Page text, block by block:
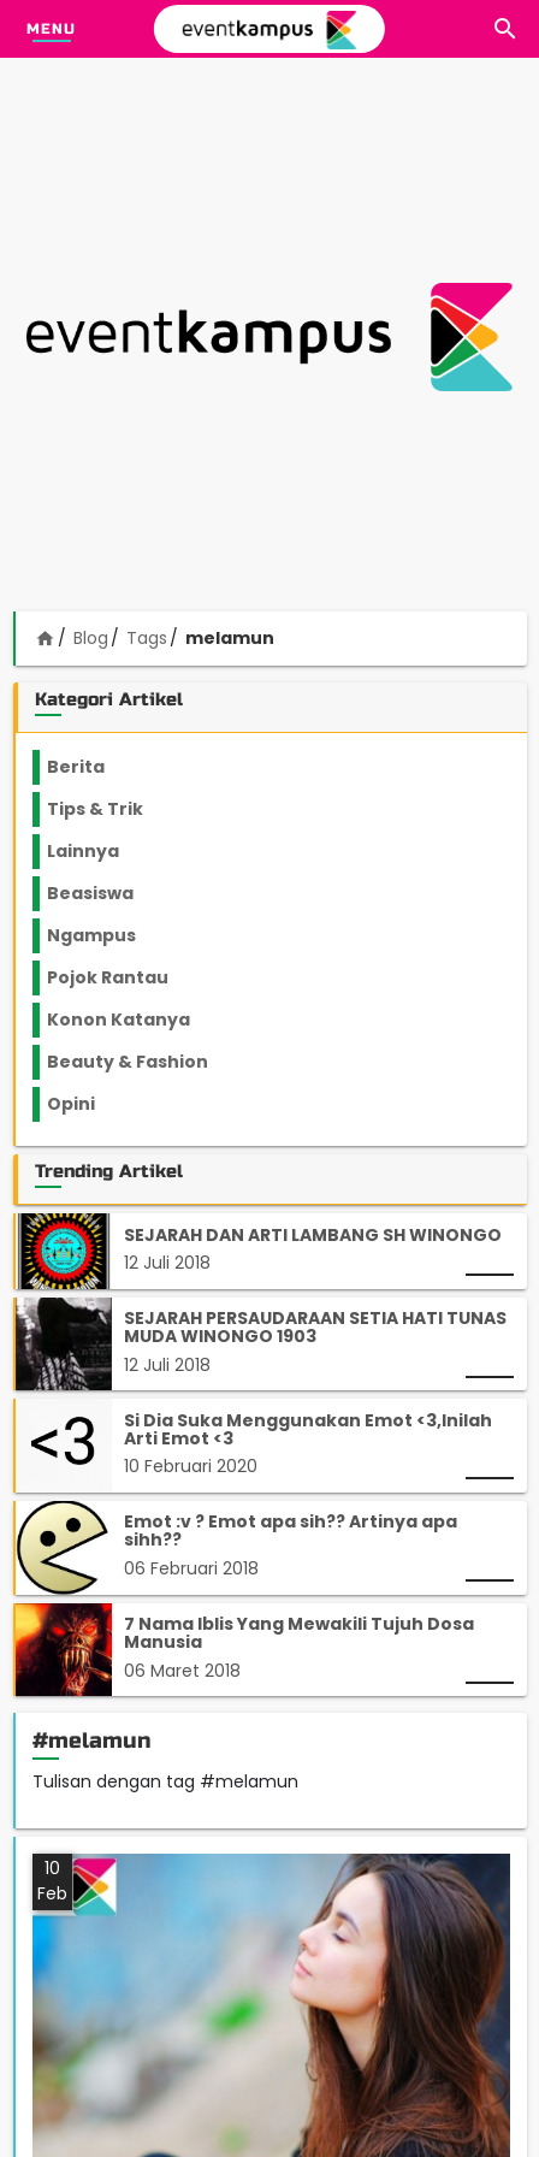
MENU
home Blog Tags melamun
Kategori Artikel
Berita
Tips & Trik
Lainnya
Beasiswa
Ngampus
Pojok Rantau
Konon Katanya
Beauty & Fashion
Opini
Trending Artikel
SEJARAH DAN ARTI LAMBANG SH WINONGO
12 Juli 2018
SEJARAH PERSAUDARAAN SETIA HATI TUNAS
MUDA WINONGO 1903
12 Juli 2018
Si Dia Suka Menggunakan Emot <3,Inilah
Arti Emot <3
10 Februari 2020
Emot :v ? Emot apa sih?? Artinya apa
sihh??
06 Februari 2018
7 Nama Iblis Yang Mewakili Tujuh Dosa
Manusia
06 Maret 2018
#melamun
Tulisan dengan tag #melamun
10
Feb